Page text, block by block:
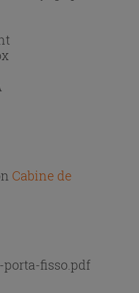
Cabine de
fisso.pdf